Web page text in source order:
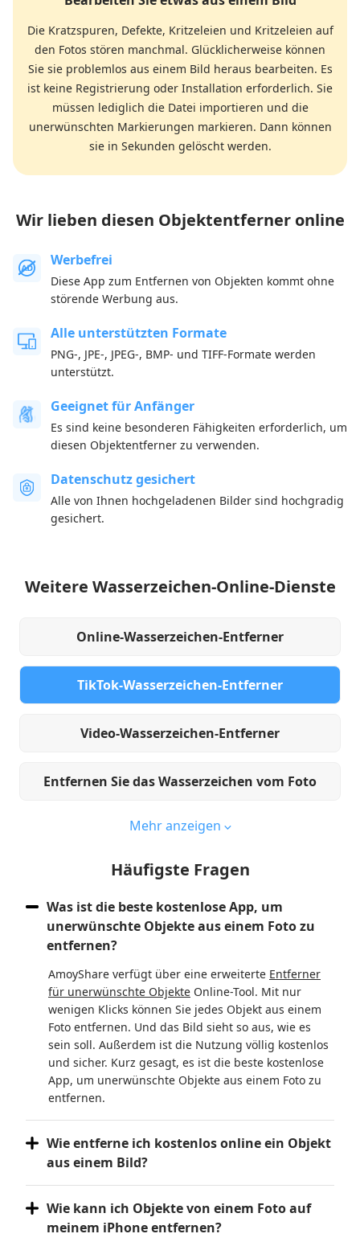
Die Kratzspuren, Defekte, Kritzeleien und Kritzeleien auf
den Fotos stören manchmal. Glücklicherweise können
Sie sie problemlos aus einem Bild heraus bearbeiten. Es
ist keine Registrierung oder Installation erforderlich. Sie
müssen lediglich die Datei importieren und die
unerwünschten Markierungen markieren. Dann können
sie in Sekunden gelöscht werden.
Wir lieben diesen Objektentferner online
Werbefrei
Diese App zum Entfernen von Objekten kommt ohne
störende Werbung aus.
Alle unterstützten Formate
PNG-, JPE-, JPEG-, BMP- und TIFF-Formate werden
unterstützt.
Geeignet für Anfänger
Es sind keine besonderen Fähigkeiten erforderlich, um
diesen Objektentferner zu verwenden.
Datenschutz gesichert
Alle von Ihnen hochgeladenen Bilder sind hochgradig
gesichert.
Weitere Wasserzeichen-Online-Dienste
Online-Wasserzeichen-Entferner
TikTok-Wasserzeichen-Entferner
Video-Wasserzeichen-Entferner
Entfernen Sie das Wasserzeichen vom Foto
Mehr anzeigen
Häufigste Fragen
Was ist die beste kostenlose App, um
unerwünschte Objekte aus einem Foto zu
entfernen?
AmoyShare verfügt über eine erweiterte Entferner
für unerwünschte Objekte Online-Tool. Mit nur
wenigen Klicks können Sie jedes Objekt aus einem
Foto entfernen. Und das Bild sieht so aus, wie es
sein soll. Außerdem ist die Nutzung völlig kostenlos
und sicher. Kurz gesagt, es ist die beste kostenlose
App, um unerwünschte Objekte aus einem Foto zu
entfernen.
Wie entferne ich kostenlos online ein Objekt
aus einem Bild?
Wie kann ich Objekte von einem Foto auf
meinem iPhone entfernen?